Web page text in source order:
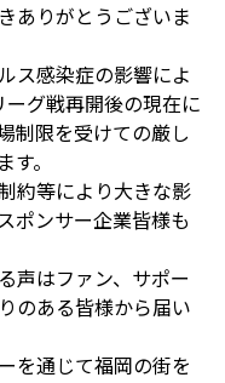
ありがとうございま
ス感染症の影響によ
グ戦再開後の現在に
制限を受けての厳し
。
約等により大きな影
ポンサー企業皆様も
声はファン、サポー
のある皆様から届い
を通じて福岡の街を